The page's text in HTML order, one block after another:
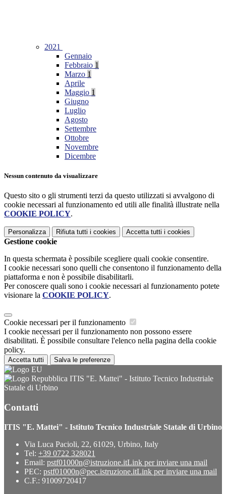
2021
Gennaio
Febbraio 1
Marzo 1
Aprile
Maggio 1
Giugno
Luglio
Agosto
Settembre
Ottobre
Novembre
Dicembre
Nessun contenuto da visualizzare
Questo sito o gli strumenti terzi da questo utilizzati si avvalgono di
cookie necessari al funzionamento ed utili alle finalità illustrate nella
COOKIE POLICY.
Personalizza Rifiuta tutti i cookies Accetta tutti i cookies
Gestione cookie
In questa schermata è possibile scegliere quali cookie consentire.
I cookie necessari sono quelli che consentono il funzionamento della
piattaforma e non è possibile disabilitarli.
Per conoscere quali sono i cookie necessari al funzionamento potete
visionare la COOKIE POLICY.
Cookie necessari per il funzionamento
I cookie necessari per il funzionamento non possono essere
disabilitati. È possibile consultare l'elenco nella pagina della cookie
policy.
Accetta tutti Salva le preferenze
ITIS "E. Mattei" - Istituto Tecnico Industriale
Statale di Urbino
Contatti
ITIS "E. Mattei" - Istituto Tecnico Industriale Statale di Urbino
Via Luca Pacioli, 22, 61029, Urbino, Italy
Tel: +39 0722 328021
Email: pstf01000n@istruzione.itLink per inviare una mail
PEC: pstf01000n@pec.istruzione.itLink per inviare una mail
C.F.: 91009720417